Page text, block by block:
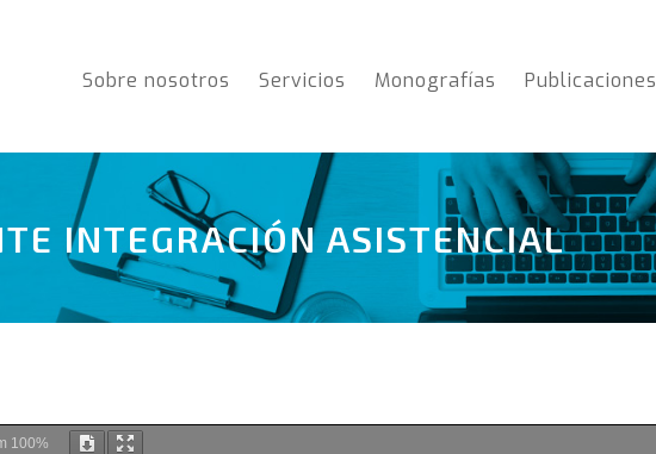
Sobre nosotros Servicios Monografías Publicaciones
INTEGRACIÓN ASISTENCIAL
100%